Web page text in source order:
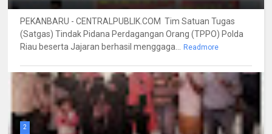
PEKANBARU - CENTRALPUBLIK.COM Tim Satuan Tugas
(Satgas) Tindak Pidana Perdagangan Orang (TPPO) Polda
Riau beserta Jajaran berhasil menggaga...
Readmore
2